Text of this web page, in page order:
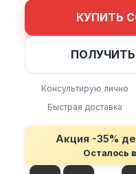
КУПИТЬ
Консультирую лично
Быстрая доставка
Акция -35%
Осталось